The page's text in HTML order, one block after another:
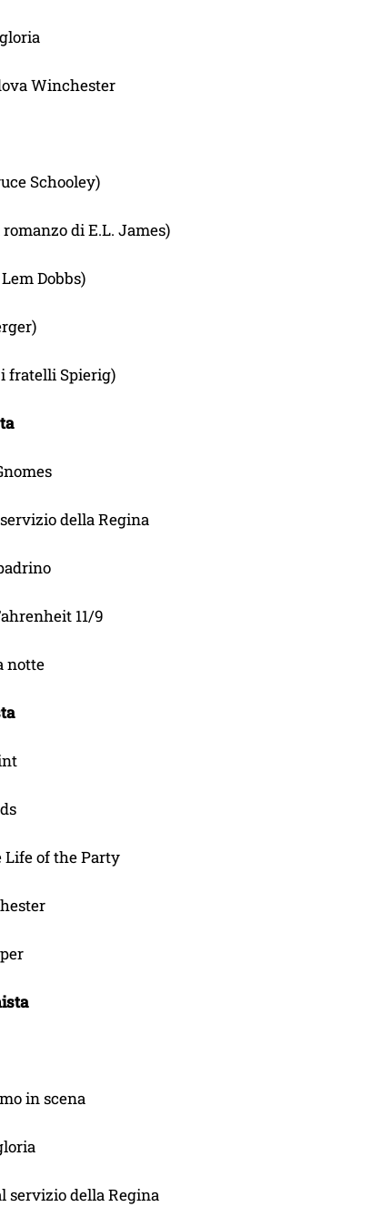
Winchester
Schooley)
di E.L. James)
Dobbs)
fratelli Spierig)
della Regina
11/9
notte
Life of the Party
in scena
servizio della Regina